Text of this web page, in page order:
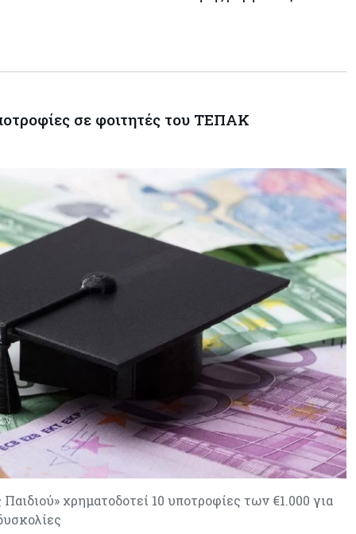
Πετρέλαιο: Πιάνει και πάλι τα 83
δολάρια το Brent μετά το σχέδιο
του Ιράν για τα Στενά του Ορμούζ
Κόσμος 07-08-2026
Ευρωπαϊκή αυτοκινητοβιομηχανία:
Αναζητά σωσίβιο στην Κίνα
07-08-2026
Πώς οι κυπριακές τράπεζες
«τιμολογούν» τον πόλεμο
σε φοιτητές του ΤΕΠΑΚ
χρηματοδοτεί 10 υποτροφίες των €1.000 για